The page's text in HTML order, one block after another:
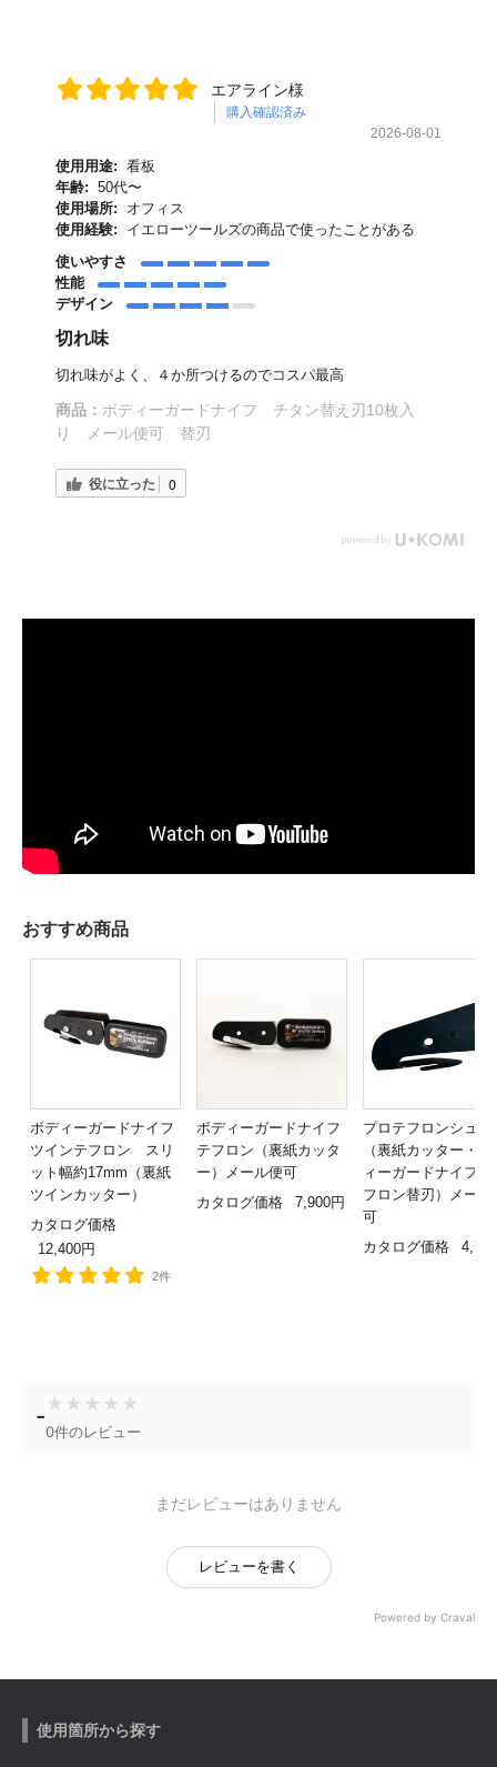
エアライン様
購入確認済み
2026-08-01
使用用途: 看板
年齢: 50代〜
使用場所:
オフィス
使用経験:
イエローツールズの商品で使ったことがある
使いやすさ
性能
デザイン
切れ味
切れ味がよく、４か所つけるのでコスパ最高
商品： ボディーガードナイフ チタン替え刃10枚入
り メール便可 替刃
役に立った 0
おすすめ商品
ボディーガードナイフ
ツインテフロン スリ
ット幅約17mm（裏紙
ツインカッター）
カタログ価格
12,400円
2件
ボディーガードナイフ
テフロン（裏紙カッタ
ー）メール便可
カタログ価格
7,900円
プロテフロンシュー
（裏紙カッター・ボ
ィーガードナイフ用
フロン替刃）メール
可
カタログ価格
- ★ ★ ★ ★ ★
0件のレビュー
まだレビューはありません
レビューを書く
Powered by Craval
使用箇所から探す